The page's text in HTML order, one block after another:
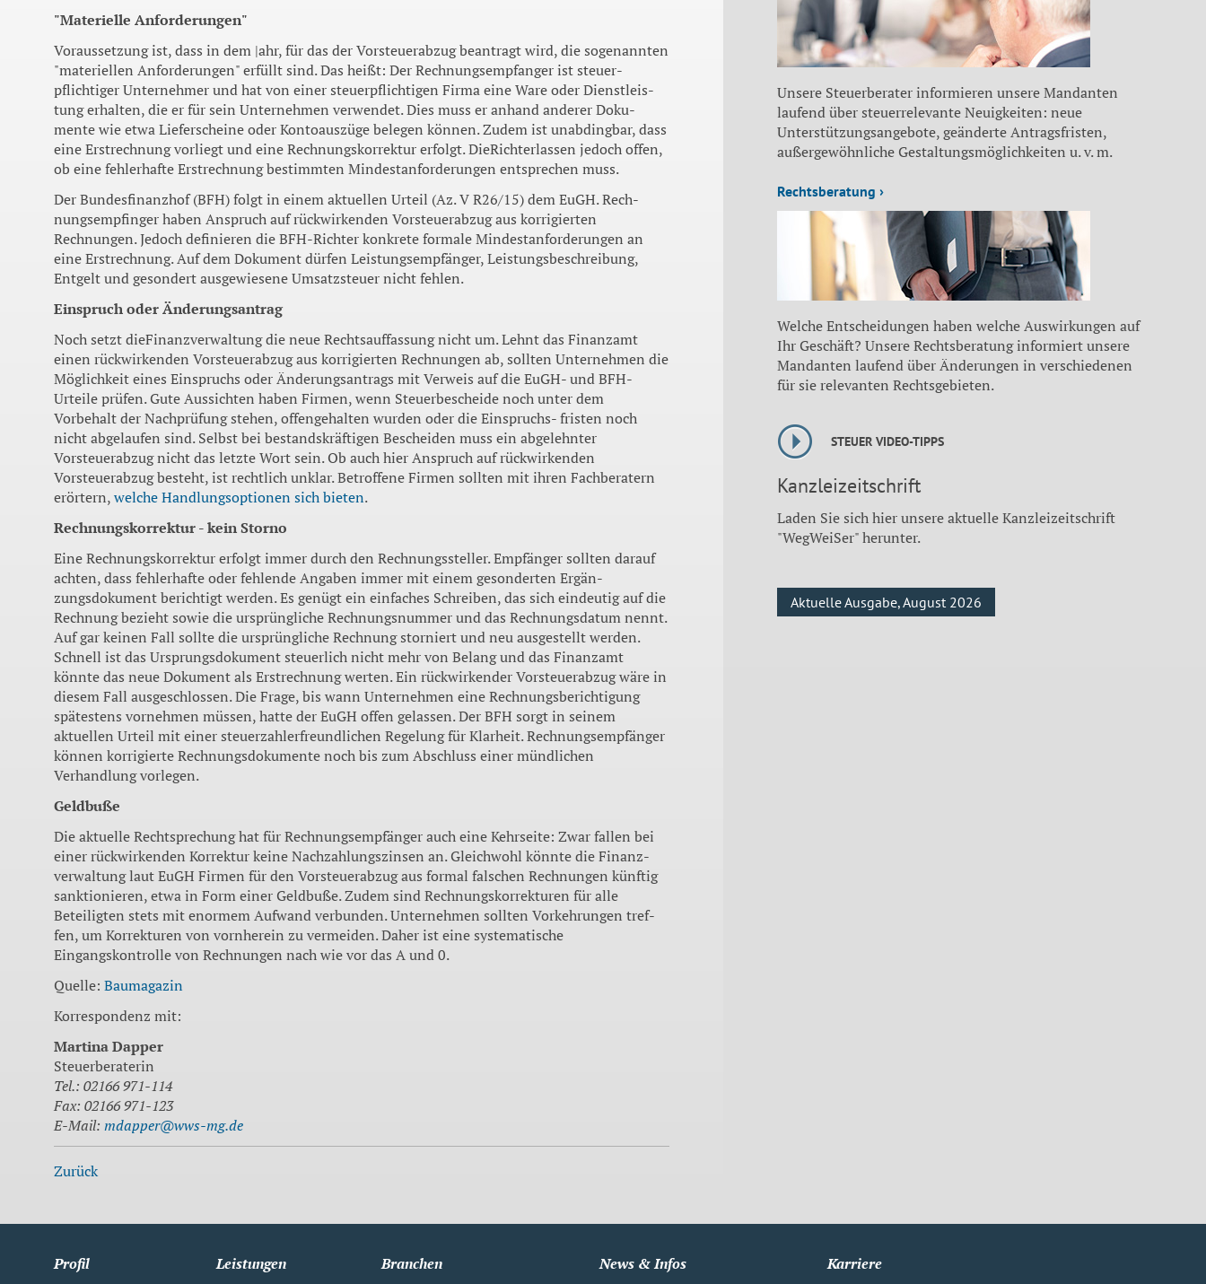
"Materielle Anforderungen"
Voraussetzung ist, dass in dem |ahr, für das der Vorsteuerabzug beantragt wird, die sogenannten
"materiellen Anforderungen" erfüllt sind. Das heißt: Der Rechnungsempfanger ist steuer­
pflichtiger Unternehmer und hat von einer steuerpflichtigen Fir­ma eine Ware oder Dienstleis­
tung erhalten, die er für sein Un­ternehmen verwendet. Dies muss er anhand anderer Doku­
mente wie etwa Lieferscheine oder Kontoauszüge belegen kön­nen. Zudem ist unabdingbar, dass
eine Erstrechnung vorliegt und eine Rechnungskorrektur erfolgt. DieRichterlassen jedoch offen,
ob eine fehlerhafte Erst­rechnung bestimmten Mindest­anforderungen entsprechen muss.
Der Bundesfinanzhof (BFH) folgt in einem aktuellen Urteil (Az. V R26/15) dem EuGH. Rech-
nungsempfinger haben An­spruch auf rückwirkenden Vor­steuerabzug aus korrigierten
Rechnungen. Jedoch definieren die BFH-Richter konkrete forma­le Mindestanforderungen an
eine Erstrechnung. Auf dem Doku­ment dürfen Leistungsempfän­ger, Leistungsbeschreibung,
Ent­gelt und gesondert ausgewiese­ne Umsatzsteuer nicht fehlen.
Einspruch oder Änderungsantrag
Noch setzt dieFinanzverwaltung die neue Rechtsauffassung nicht um. Lehnt das Finanzamt
einen rückwirkenden Vorsteuerabzug aus korrigierten Rechnungen ab, sollten Unternehmen die
Mög­lichkeit eines Einspruchs oder Änderungsantrags mit Verweis auf die EuGH- und BFH-
Urteile prüfen. Gute Aussichten haben Firmen, wenn Steuerbescheide noch unter dem
Vorbehalt der Nachprüfung stehen, offengehal­ten wurden oder die Einspruchs- fristen noch
nicht abgelaufen sind. Selbst bei bestandskräfti­gen Bescheiden muss ein abge­lehnter
Vorsteuerabzug nicht das letzte Wort sein. Ob auch hier Anspruch auf rückwirkenden
Vorsteuerabzug besteht, ist rechtlich unklar. Betroffene Firmen sollten mit ihren Fach­beratern
erörtern,welche Hand­lungsoptionen sich bieten.
Rechnungskorrektur - kein Storno
Eine Rechnungskorrektur er­folgt immer durch den Rech­nungssteller. Empfänger sollten darauf
achten, dass fehlerhafte oder fehlende Angaben immer mit einem gesonderten Ergän­
zungsdokument berichtigt wer­den. Es genügt ein einfaches Schreiben, das sich eindeutig auf die
Rechnung bezieht sowie die ursprüngliche Rechnungsnum­mer und das Rechnungsdatum nennt.
Auf gar keinen Fall sollte die ursprüngliche Rechnung storniert und neu ausgestellt werden.
Schnell ist das Ur­sprungsdokument steuerlich nicht mehr von Belang und das Finanzamt
könnte das neue Do­kument als Erstrechnung wer­ten. Ein rückwirkender Vorsteu­erabzug wäre in
diesem Fall ausgeschlossen. Die Frage, bis wann Unternehmen eine Rechnungs­berichtigung
spätestens vorneh­men müssen, hatte der EuGH offen gelassen. Der BFH sorgt in seinem
aktuellen Urteil mit einer steuerzahlerfreundlichen Rege­lung für Klarheit. Rechnungs­empfänger
können korrigierte Rechnungsdokumente noch bis zum Abschluss einer mündli­chen
Verhandlung vorlegen.
Geldbuße
Die aktuelle Rechtsprechung hat für Rechnungsempfänger auch eine Kehrseite: Zwar fallen bei
ei­ner rückwirkenden Korrektur keine Nachzahlungszinsen an. Gleichwohl könnte die Finanz­
verwaltung laut EuGH Firmen für den Vorsteuerabzug aus for­mal falschen Rechnungen künf­tig
sanktionieren, etwa in Form einer Geldbuße. Zudem sind Rechnungskorrekturen für alle
Beteiligten stets mit enormem Aufwand verbunden. Unterneh­men sollten Vorkehrungen tref­
fen, um Korrekturen von vornhe­rein zu vermeiden. Daher ist eine systematische
Eingangskontrolle von Rechnungen nach wie vor das A und 0.
Quelle: Baumagazin
Korrespondenz mit:
Martina Dapper
Steuerberaterin
Tel.: 02166 971-114
Fax: 02166 971-123
E-Mail: mdapper@wws-mg.de
Zurück
Unsere Steuerberater informieren unsere Mandanten
laufend über steuerrelevante Neuigkeiten: neue
Unterstützungsangebote, geänderte Antragsfristen,
außergewöhnliche Gestaltungsmöglichkeiten u. v. m.
Rechtsberatung ›
Welche Entscheidungen haben welche Auswirkungen auf
Ihr Geschäft? Unsere Rechtsberatung informiert unsere
Mandanten laufend über Änderungen in verschiedenen
für sie relevanten Rechtsgebieten.
STEUER VIDEO-TIPPS
Kanzleizeitschrift
Laden Sie sich hier unsere aktuelle Kanzleizeitschrift
"WegWeiSer" herunter.
Aktuelle Ausgabe, August 2026
Profil Leistungen Branchen News & Infos Karriere